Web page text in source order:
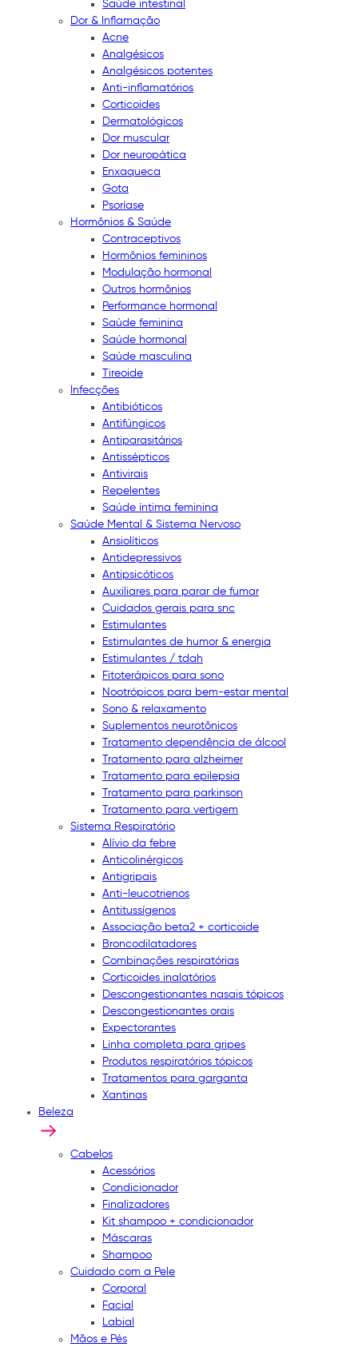
Saúde intestinal
Dor & Inflamação
Acne
Analgésicos
Analgésicos potentes
Anti-inflamatórios
Corticoides
Dermatológicos
Dor muscular
Dor neuropática
Enxaqueca
Gota
Psoríase
Hormônios & Saúde
Contraceptivos
Hormônios femininos
Modulação hormonal
Outros hormônios
Performance hormonal
Saúde feminina
Saúde hormonal
Saúde masculina
Tireoide
Infecções
Antibióticos
Antifúngicos
Antiparasitários
Antissépticos
Antivirais
Repelentes
Saúde íntima feminina
Saúde Mental & Sistema Nervoso
Ansiolíticos
Antidepressivos
Antipsicóticos
Auxiliares para parar de fumar
Cuidados gerais para snc
Estimulantes
Estimulantes de humor & energia
Estimulantes / tdah
Fitoterápicos para sono
Nootrópicos para bem-estar mental
Sono & relaxamento
Suplementos neurotônicos
Tratamento dependência de álcool
Tratamento para alzheimer
Tratamento para epilepsia
Tratamento para parkinson
Tratamento para vertigem
Sistema Respiratório
Alívio da febre
Anticolinérgicos
Antigripais
Anti-leucotrienos
Antitussígenos
Associação beta2 + corticoide
Broncodilatadores
Combinações respiratórias
Corticoides inalatórios
Descongestionantes nasais tópicos
Descongestionantes orais
Expectorantes
Linha completa para gripes
Produtos respiratórios tópicos
Tratamentos para garganta
Xantinas
Beleza
Cabelos
Acessórios
Condicionador
Finalizadores
Kit shampoo + condicionador
Máscaras
Shampoo
Cuidado com a Pele
Corporal
Facial
Labial
Mãos e Pés